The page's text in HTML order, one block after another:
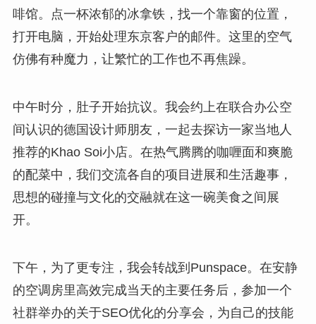
啡馆。点一杯浓郁的冰拿铁，找一个靠窗的位置，
打开电脑，开始处理东京客户的邮件。这里的空气
仿佛有种魔力，让繁忙的工作也不再焦躁。
中午时分，肚子开始抗议。我会约上在联合办公空
间认识的德国设计师朋友，一起去探访一家当地人
推荐的Khao Soi小店。在热气腾腾的咖喱面和爽脆
的配菜中，我们交流各自的项目进展和生活趣事，
思想的碰撞与文化的交融就在这一碗美食之间展
开。
下午，为了更专注，我会转战到Punspace。在安静
的空调房里高效完成当天的主要任务后，参加一个
社群举办的关于SEO优化的分享会，为自己的技能